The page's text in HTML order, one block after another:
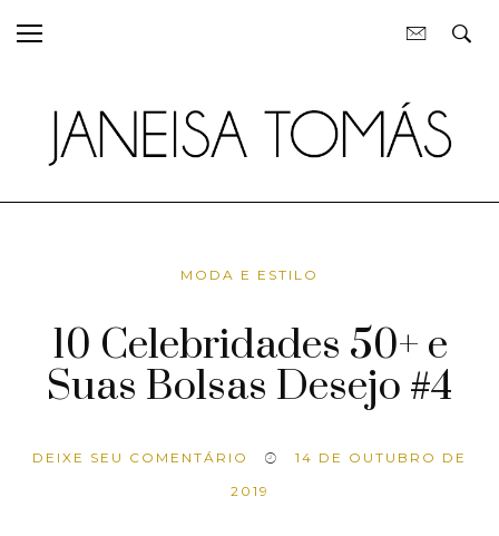
MODA E ESTILO
10 Celebridades 50+ e
Suas Bolsas Desejo #4
DEIXE SEU COMENTÁRIO
14 DE OUTUBRO DE
2019